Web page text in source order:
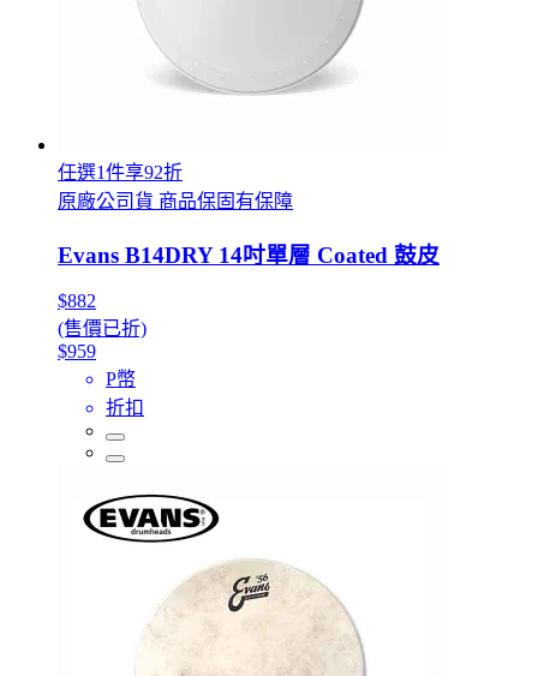
任選1件享92折
原廠公司貨 商品保固有保障
Evans B14DRY 14吋單層 Coated 鼓皮
$882
(售價已折)
$959
P幣
折扣